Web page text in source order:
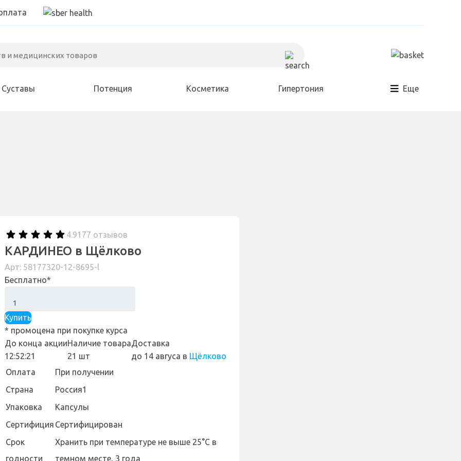
Еще
Суставы Потенция Косметика Гипертония
4.9177 отзывов
КАРДИНЕО в Щёлково
Арт: 58177320-12-8695-l
Бесплатно*
Купить
* промоцена при покупке курса
До конца акции
12:52:20
Наличие товара
21 шт
Доставка
до 14 авгуса в Щёлково
Оплата
При получении
Страна
Россия1
Упаковка
Капсулы
Сертифиция Сертифицирован
Cрок
годности
Хранить при температуре не выше 25°С в
темном месте, 3 года